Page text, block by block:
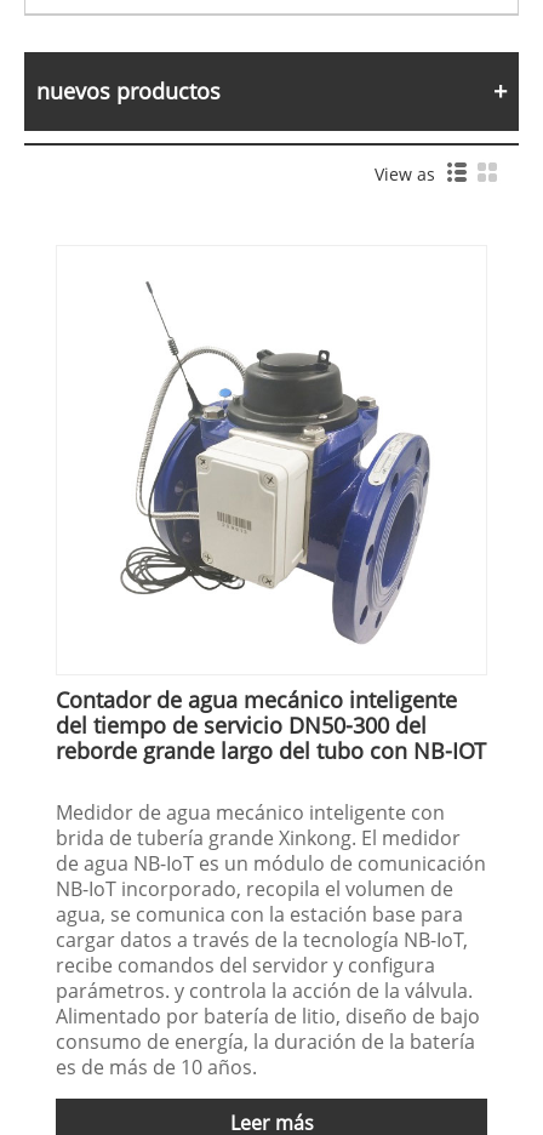
nuevos productos
View as
Contador de agua mecánico inteligente
del tiempo de servicio DN50-300 del
reborde grande largo del tubo con NB-IOT
Medidor de agua mecánico inteligente con
brida de tubería grande Xinkong. El medidor
de agua NB-IoT es un módulo de comunicación
NB-IoT incorporado, recopila el volumen de
agua, se comunica con la estación base para
cargar datos a través de la tecnología NB-IoT,
recibe comandos del servidor y configura
parámetros. y controla la acción de la válvula.
Alimentado por batería de litio, diseño de bajo
consumo de energía, la duración de la batería
es de más de 10 años.
Leer más